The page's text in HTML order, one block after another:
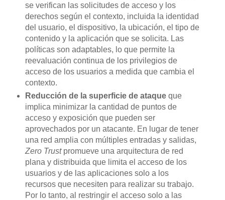
se verifican las solicitudes de acceso y los
derechos según el contexto, incluida la identidad
del usuario, el dispositivo, la ubicación, el tipo de
contenido y la aplicación que se solicita. Las
políticas son adaptables, lo que permite la
reevaluación continua de los privilegios de
acceso de los usuarios a medida que cambia el
contexto.
Reducción de la superficie de ataqueque
implica minimizar la cantidad de puntos de
acceso y exposición que pueden ser
aprovechados por un atacante. En lugar de tener
una red amplia con múltiples entradas y salidas,
Zero Trustpromueve una arquitectura de red
plana y distribuida que limita el acceso de los
usuarios y de las aplicaciones solo a los
recursos que necesiten para realizar su trabajo.
Por lo tanto, al restringir el acceso solo a las